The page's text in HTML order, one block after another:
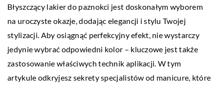
Błyszczący lakier do paznokci jest doskonałym wyborem
na uroczyste okazje, dodając elegancji i stylu Twojej
stylizacji. Aby osiągnąć perfekcyjny efekt, nie wystarczy
jedynie wybrać odpowiedni kolor – kluczowe jest także
zastosowanie właściwych technik aplikacji. W tym
artykule odkryjesz sekrety specjalistów od manicure, które